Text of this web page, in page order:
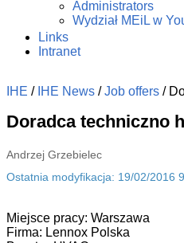
Administrators
Wydział MEiL w
Links
Intranet
IHE / IHE News / Job offers /
Doradca techniczno
Andrzej Grzebielec
Ostatnia modyfikacja: 19/02/2016
Miejsce pracy: Warszawa
Firma: Lennox Polska